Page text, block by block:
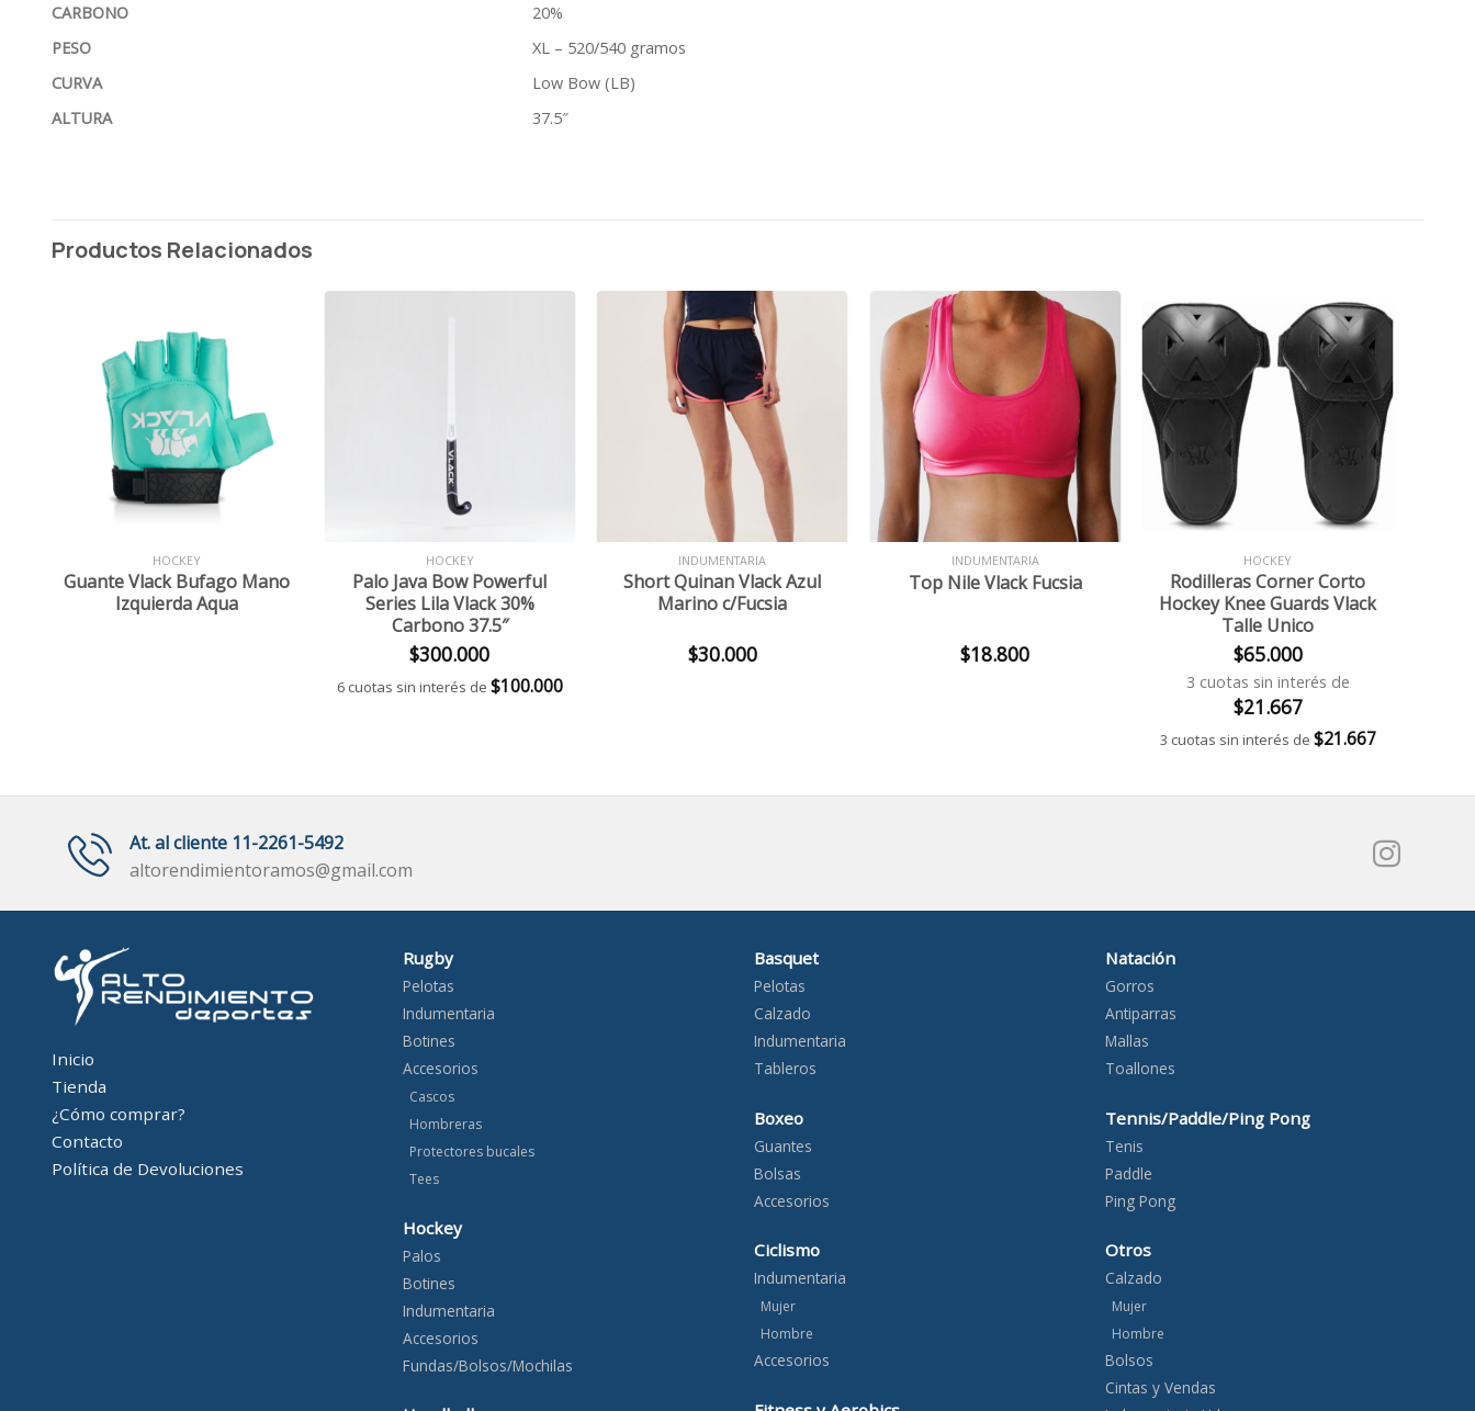
CARBONO
20%
PESO
XL – 520/540 gramos
CURVA
Low Bow (LB)
ALTURA
37.5″
Productos Relacionados
HOCKEY
Guante Vlack Bufago Mano
Izquierda Aqua
HOCKEY
Palo Java Bow Powerful
Series Lila Vlack 30%
Carbono 37.5″
$300.000
6 cuotas sin interés de $100.000
INDUMENTARIA
Short Quinan Vlack Azul
Marino c/Fucsia
$30.000
INDUMENTARIA
Top Nile Vlack Fucsia
$18.800
+
HOCKEY
Rodilleras Corner Corto
Hockey Knee Guards Vlack
Talle Unico
$65.000
3 cuotas sin interés de
$21.667
3 cuotas sin interés de $21.667
At. al cliente 11-2261-5492
altorendimientoramos@gmail.com
Inicio
Tienda
¿Cómo comprar?
Contacto
Política de Devoluciones
Rugby
Pelotas
Indumentaria
Botines
Accesorios
Cascos
Hombreras
Protectores bucales
Tees
Hockey
Palos
Botines
Indumentaria
Accesorios
Fundas/Bolsos/Mochilas
Basquet
Pelotas
Calzado
Indumentaria
Tableros
Boxeo
Guantes
Bolsas
Accesorios
Ciclismo
Indumentaria
Mujer
Hombre
Accesorios
Natación
Gorros
Antiparras
Mallas
Toallones
Tennis/Paddle/Ping Pong
Tenis
Paddle
Ping Pong
Otros
Calzado
Mujer
Hombre
Bolsos
Cintas y Vendas